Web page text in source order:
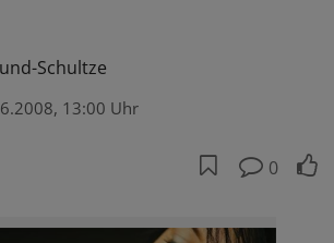
Schultze
13:00 Uhr
0